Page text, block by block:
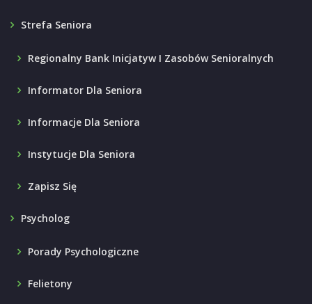
Strefa Seniora
Regionalny Bank Inicjatyw I Zasobów Senioralnych
Informator Dla Seniora
Informacje Dla Seniora
Instytucje Dla Seniora
Zapisz Się
Psycholog
Porady Psychologiczne
Felietony